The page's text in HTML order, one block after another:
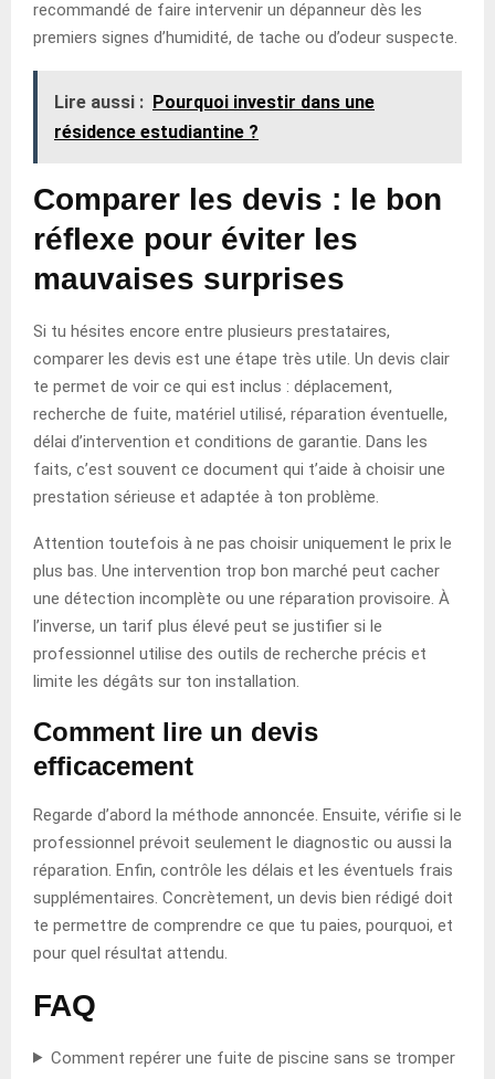
recommandé de faire intervenir un dépanneur dès les
premiers signes d’humidité, de tache ou d’odeur suspecte.
Lire aussi : Pourquoi investir dans une
résidence estudiantine ?
Comparer les devis : le bon
réflexe pour éviter les
mauvaises surprises
Si tu hésites encore entre plusieurs prestataires,
comparer les devis est une étape très utile. Un devis clair
te permet de voir ce qui est inclus : déplacement,
recherche de fuite, matériel utilisé, réparation éventuelle,
délai d’intervention et conditions de garantie. Dans les
faits, c’est souvent ce document qui t’aide à choisir une
prestation sérieuse et adaptée à ton problème.
Attention toutefois à ne pas choisir uniquement le prix le
plus bas. Une intervention trop bon marché peut cacher
une détection incomplète ou une réparation provisoire. À
l’inverse, un tarif plus élevé peut se justifier si le
professionnel utilise des outils de recherche précis et
limite les dégâts sur ton installation.
Comment lire un devis
efficacement
Regarde d’abord la méthode annoncée. Ensuite, vérifie si le
professionnel prévoit seulement le diagnostic ou aussi la
réparation. Enfin, contrôle les délais et les éventuels frais
supplémentaires. Concrètement, un devis bien rédigé doit
te permettre de comprendre ce que tu paies, pourquoi, et
pour quel résultat attendu.
FAQ
Comment repérer une fuite de piscine sans se tromper